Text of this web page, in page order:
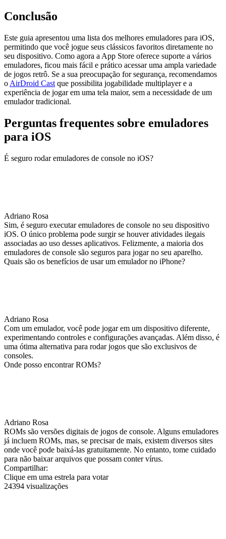
Conclusão
Este guia apresentou uma lista dos melhores emuladores para iOS,
permitindo que você jogue seus clássicos favoritos diretamente no
seu dispositivo. Como agora a App Store oferece suporte a vários
emuladores, ficou mais fácil e prático acessar uma ampla variedade
de jogos retrô. Se a sua preocupação for segurança, recomendamos
o AirDroid Cast que possibilita jogabilidade multiplayer e a
experiência de jogar em uma tela maior, sem a necessidade de um
emulador tradicional.
Perguntas frequentes sobre emuladores
para iOS
É seguro rodar emuladores de console no iOS?
Adriano Rosa
Sim, é seguro executar emuladores de console no seu dispositivo
iOS. O único problema pode surgir se houver atividades ilegais
associadas ao uso desses aplicativos. Felizmente, a maioria dos
emuladores de console são seguros para jogar no seu aparelho.
Quais são os benefícios de usar um emulador no iPhone?
Adriano Rosa
Com um emulador, você pode jogar em um dispositivo diferente,
experimentando controles e configurações avançadas. Além disso, é
uma ótima alternativa para rodar jogos que são exclusivos de
consoles.
Onde posso encontrar ROMs?
Adriano Rosa
ROMs são versões digitais de jogos de console. Alguns emuladores
já incluem ROMs, mas, se precisar de mais, existem diversos sites
onde você pode baixá-las gratuitamente. No entanto, tome cuidado
para não baixar arquivos que possam conter vírus.
Compartilhar:
Clique em uma estrela para votar
24394 visualizações